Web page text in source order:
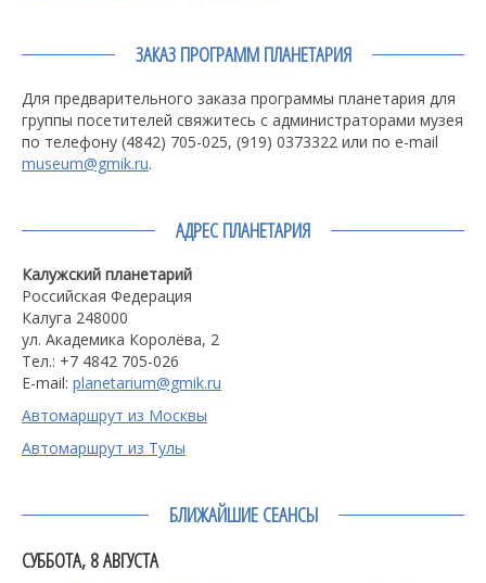
ЗАКАЗ ПРОГРАММ ПЛАНЕТАРИЯ
Для предварительного заказа программы планетария для
группы посетителей свяжитесь с администраторами музея
по телефону (4842) 705-025, (919) 0373322 или по e-mail
museum@gmik.ru.
АДРЕС ПЛАНЕТАРИЯ
Калужский планетарий
Российская Федерация
Калуга 248000
ул. Академика Королёва, 2
Тел.: +7 4842 705-026
E-mail: planetarium@gmik.ru
Автомаршрут из Москвы
Автомаршрут из Тулы
БЛИЖАЙШИЕ СЕАНСЫ
СУББОТА, 8 АВГУСТА